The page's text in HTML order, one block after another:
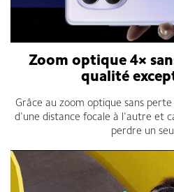
Zoom optique 4×
qualité
Grâce au zoom optique sans
d'une distance focale à l'autre et
perdre un